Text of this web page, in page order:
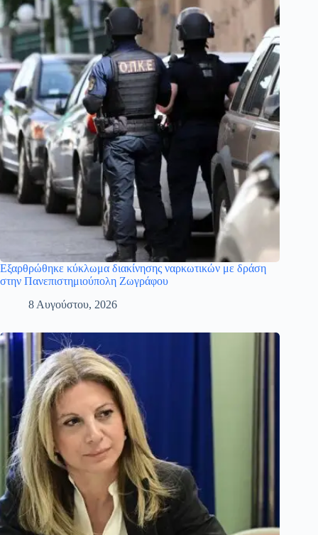
Εξαρθρώθηκε κύκλωμα διακίνησης ναρκωτικών με δράση
στην Πανεπιστημιούπολη Ζωγράφου
8 Αυγούστου, 2026